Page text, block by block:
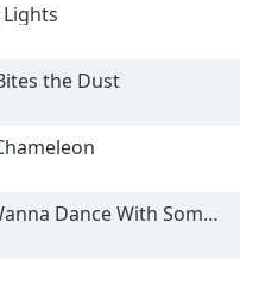
the Dust
Dance With Somebody